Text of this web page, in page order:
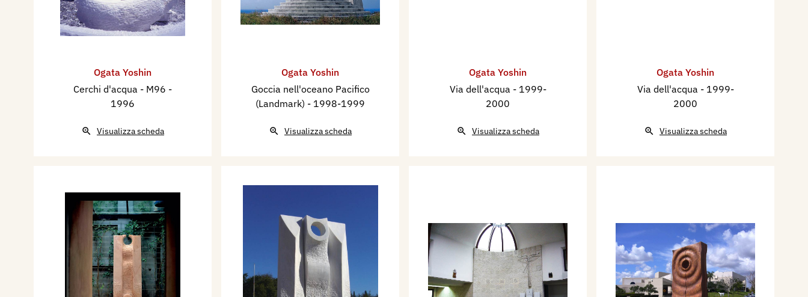
Ogata Yoshin
Cerchi d'acqua - M96 -
1996
Visualizza scheda
Ogata Yoshin
Goccia nell'oceano Pacifico
(Landmark) - 1998-1999
Visualizza scheda
Ogata Yoshin
Via dell'acqua - 1999-
2000
Visualizza scheda
Ogata Yoshin
Via dell'acqua - 1999-
2000
Visualizza scheda